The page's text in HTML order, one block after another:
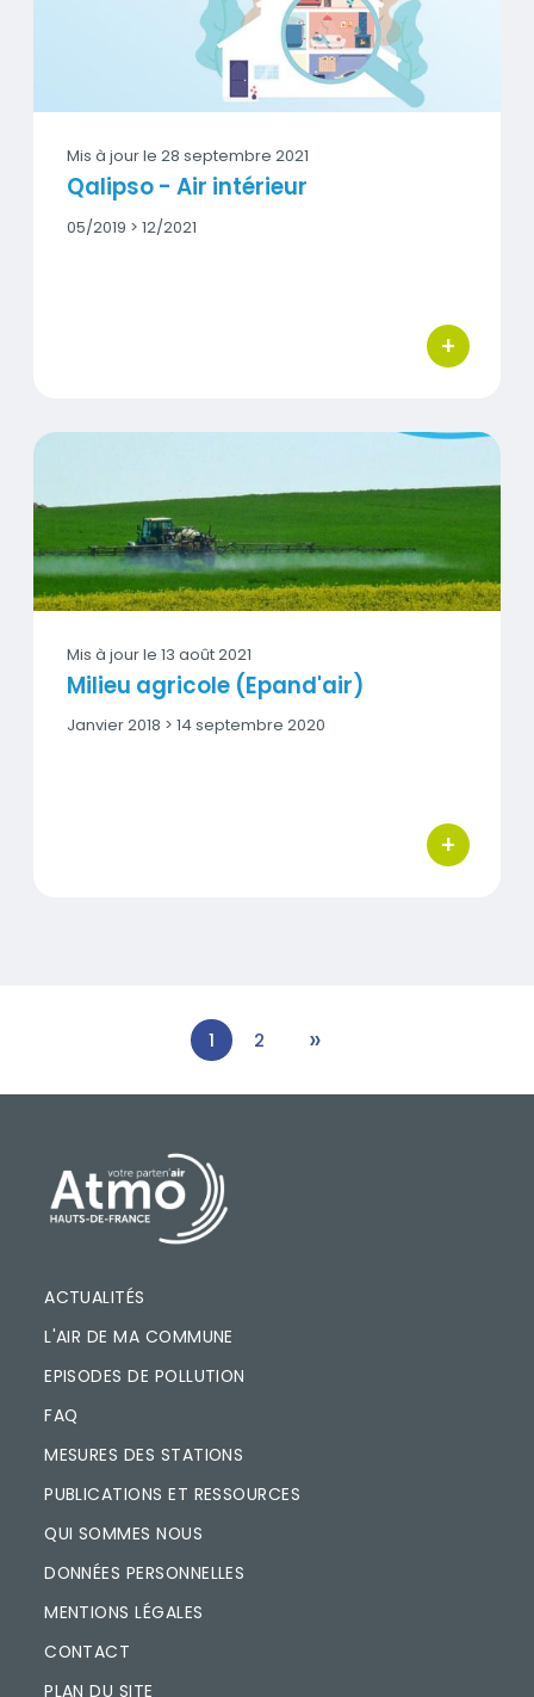
Vignette
Mis à jour le 28 septembre 2021
Qalipso - Air intérieur
Date
05/2019 > 12/2021
+
bouton
Milieu agricole (Epand'air)
Mis à jour le 13 août 2021
Milieu agricole (Epand'air)
Date
Janvier 2018 > 14 septembre 2020
+
bouton
1 2 SUIVANTE
»
PIED DE PAGE
ACTUALITÉS
L'AIR DE MA COMMUNE
EPISODES DE POLLUTION
FAQ
MESURES DES STATIONS
PUBLICATIONS ET RESSOURCES
QUI SOMMES NOUS
DONNÉES PERSONNELLES
MENTIONS LÉGALES
CONTACT
PLAN DU SITE